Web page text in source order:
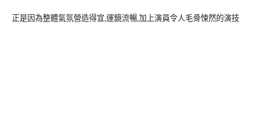
正是因為整體氣氛營造得宜,運鏡流暢,加上演員令人毛骨悚然的演技